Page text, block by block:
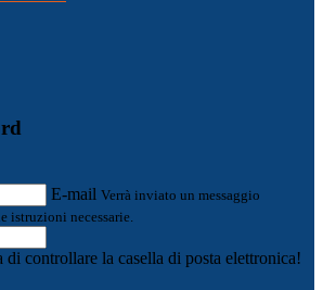
E-mail Verrà inviato un messaggio
istruzioni necessarie.
controllare la casella di posta elettronica!